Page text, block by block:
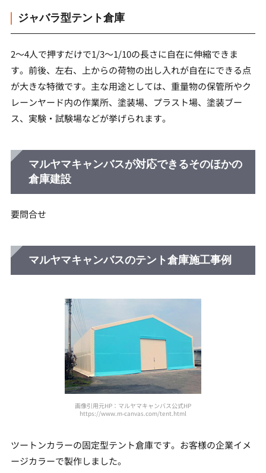
ジャバラ型テント倉庫
2～4人で押すだけで1/3～1/10の長さに自在に伸縮できま
す。前後、左右、上からの荷物の出し入れが自在にできる点
が大きな特徴です。主な用途としては、重量物の保管所やク
レーンヤード内の作業所、塗装場、プラスト場、塗装ブー
ス、実験・試験場などが挙げられます。
マルヤマキャンバスが対応できるそのほかの
倉庫建設
要問合せ
マルヤマキャンバスのテント倉庫施工事例
画像引用元HP：マルヤマキャンバス公式HP
https://www.m-canvas.com/tent.html
ツートンカラーの固定型テント倉庫です。お客様の企業イメ
ージカラーで製作しました。